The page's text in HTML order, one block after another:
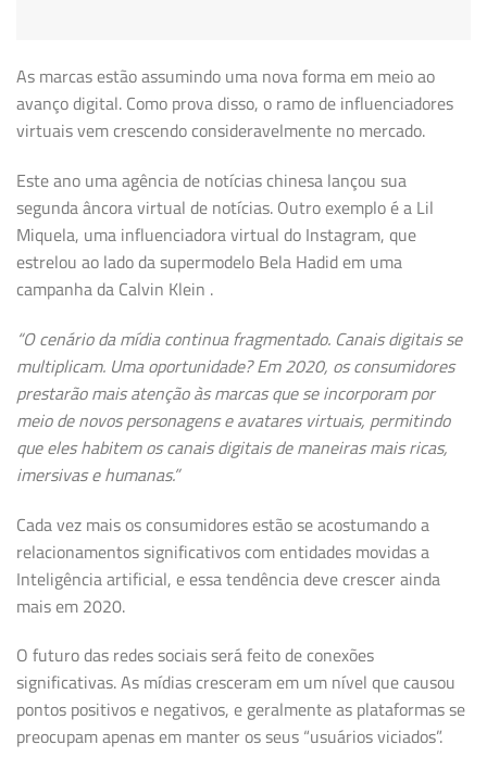
As marcas estão assumindo uma nova forma em meio ao
avanço digital. Como prova disso, o ramo de influenciadores
virtuais vem crescendo consideravelmente no mercado.
Este ano uma agência de notícias chinesa lançou sua
segunda âncora virtual de notícias. Outro exemplo é a Lil
Miquela, uma influenciadora virtual do Instagram, que
estrelou ao lado da supermodelo Bela Hadid em uma
campanha da Calvin Klein .
“O cenário da mídia continua fragmentado. Canais digitais se
multiplicam. Uma oportunidade? Em 2020, os consumidores
prestarão mais atenção às marcas que se incorporam por
meio de novos personagens e avatares virtuais, permitindo
que eles habitem os canais digitais de maneiras mais ricas,
imersivas e humanas.”
Cada vez mais os consumidores estão se acostumando a
relacionamentos significativos com entidades movidas a
Inteligência artificial, e essa tendência deve crescer ainda
mais em 2020.
O futuro das redes sociais será feito de conexões
significativas. As mídias cresceram em um nível que causou
pontos positivos e negativos, e geralmente as plataformas se
preocupam apenas em manter os seus “usuários viciados”.